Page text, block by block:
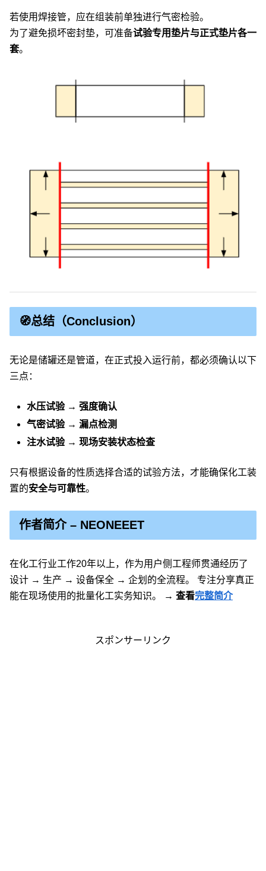
若使用焊接管，应在组装前单独进行气密检验。
为了避免损坏密封垫，可准备试验专用垫片与正式垫片各一
套。
🧭总结（Conclusion）
无论是储罐还是管道，在正式投入运行前，都必须确认以下
三点：
水压试验 → 强度确认
气密试验 → 漏点检测
注水试验 → 现场安装状态检查
只有根据设备的性质选择合适的试验方法，才能确保化工装
置的安全与可靠性。
作者简介 – NEONEEET
在化工行业工作20年以上，作为用户侧工程师贯通经历了
设计 → 生产 → 设备保全 → 企划的全流程。 专注分享真正
能在现场使用的批量化工实务知识。
→ 查看完整简介
スポンサーリンク